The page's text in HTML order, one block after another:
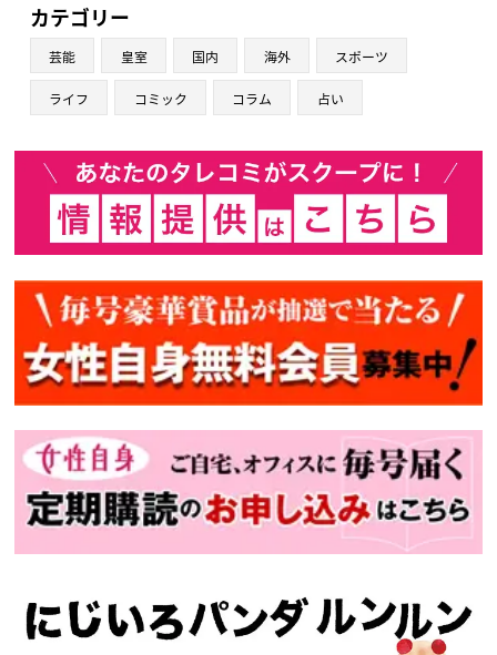
カテゴリー
芸能 皇室 国内 海外 スポーツ
ライフ コミック コラム 占い